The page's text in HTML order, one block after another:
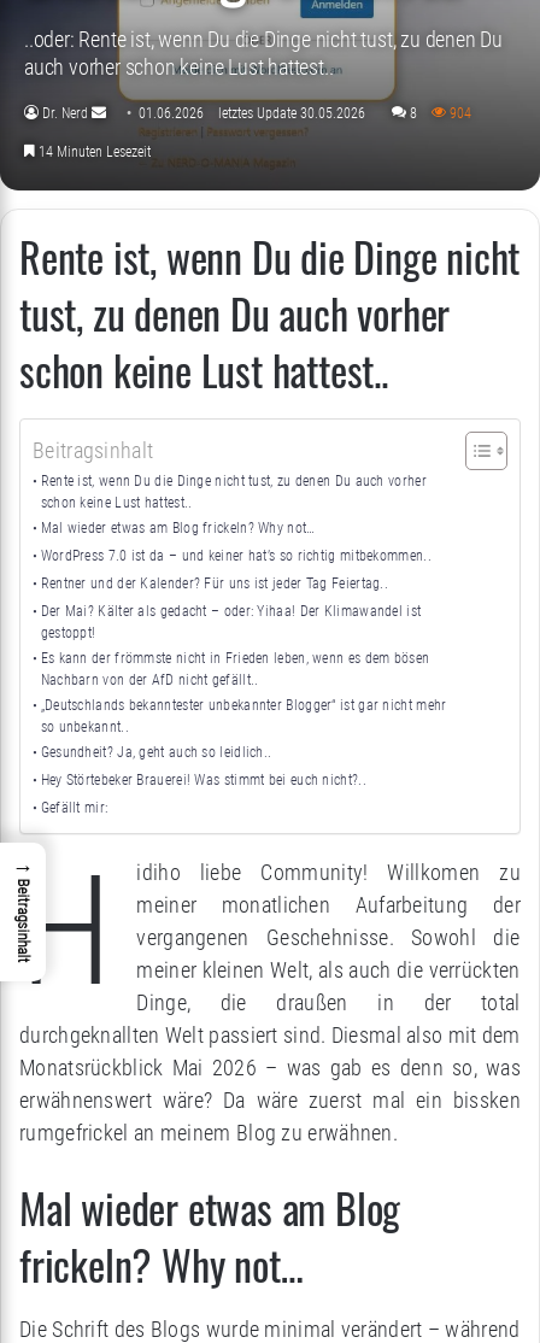
..oder: Rente ist, wenn Du die Dinge nicht tust, zu denen Du
auch vorher schon keine Lust hattest..
Dr. Nerd
Sende
Mail
01.06.2026 letztes Update 30.05.2026 8 904
14 Minuten Lesezeit
Rente ist, wenn Du die Dinge nicht
tust, zu denen Du auch vorher
schon keine Lust hattest..
Beitragsinhalt
Rente ist, wenn Du die Dinge nicht tust, zu denen Du auch vorher
schon keine Lust hattest..
Mal wieder etwas am Blog frickeln? Why not…
WordPress 7.0 ist da – und keiner hat’s so richtig mitbekommen..
Rentner und der Kalender? Für uns ist jeder Tag Feiertag..
Der Mai? Kälter als gedacht – oder: Yihaa! Der Klimawandel ist
gestoppt!
Es kann der frömmste nicht in Frieden leben, wenn es dem bösen
Nachbarn von der AfD nicht gefällt..
„Deutschlands bekanntester unbekannter Blogger“ ist gar nicht mehr
so unbekannt..
Gesundheit? Ja, geht auch so leidlich..
Hey Störtebeker Brauerei! Was stimmt bei euch nicht?..
Gefällt mir:
H
idiho liebe Community! Willkomen zu
meiner monatlichen Aufarbeitung der
vergangenen Geschehnisse. Sowohl die
meiner kleinen Welt, als auch die verrückten
Dinge, die draußen in der total
durchgeknallten Welt passiert sind. Diesmal also mit dem
Monatsrückblick Mai 2026 – was gab es denn so, was
erwähnenswert wäre? Da wäre zuerst mal ein bissken
rumgefrickel an meinem Blog zu erwähnen.
Mal wieder etwas am Blog
frickeln? Why not…
Die Schrift des Blogs wurde minimal verändert – während
→
Beitragsinhalt